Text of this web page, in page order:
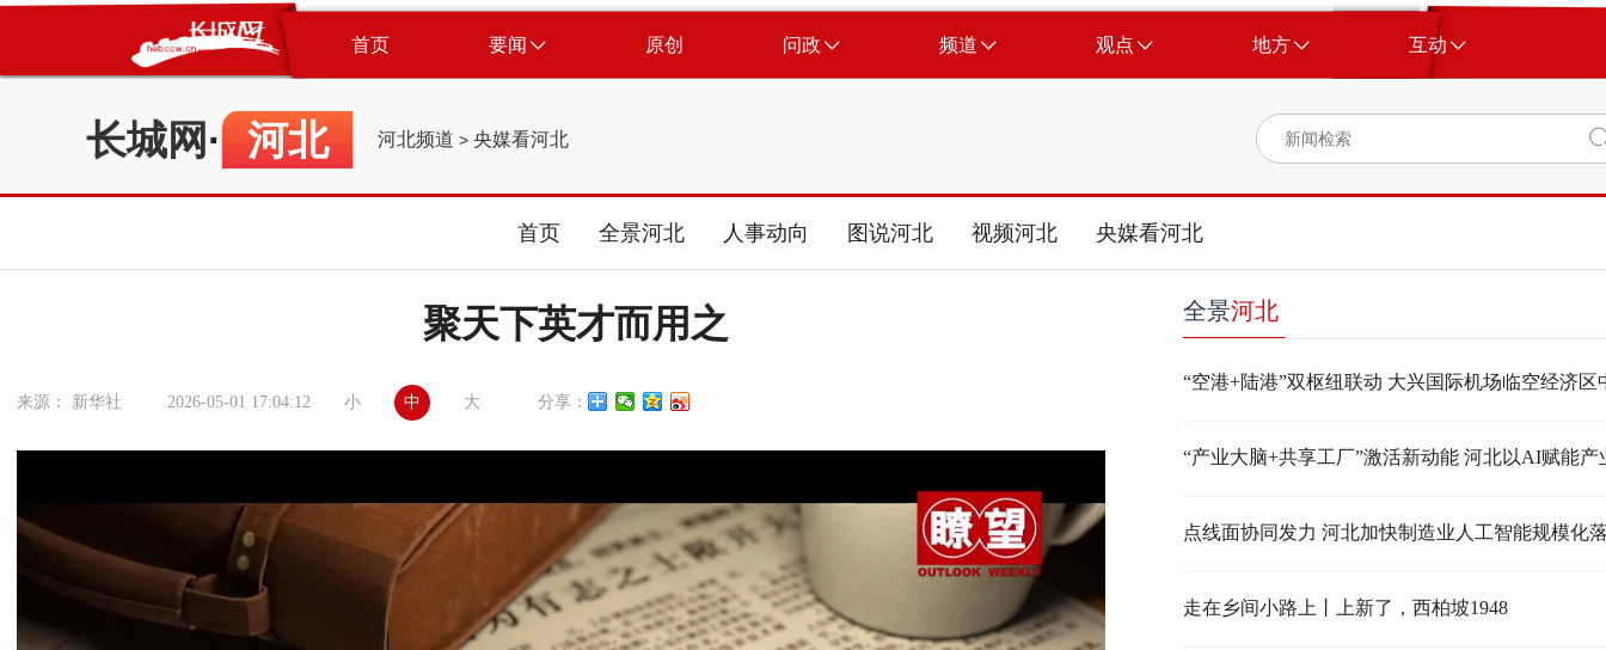
首页 要闻 原创 问政 频道 观点 地方 互动
长城网 · 河北 河北频道 > 央媒看河北
首页 全景河北 人事动向 图说河北 视频河北 央媒看河北
聚天下英才而用之
来源： 新华社 2026-05-01 17:04:12 小 中 大 分享：
全景河北
点线面协同发力 河北加快制造业人工智能规模化
走在乡间小路上丨上新了，西柏坡1948